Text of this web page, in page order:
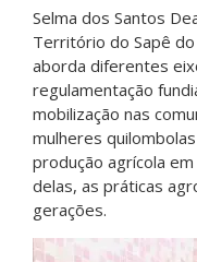
Selma dos Santos
Território do Sapê
aborda diferentes
regulamentação
mobilização nas
mulheres
produção agrícola
delas, as práticas
gerações.